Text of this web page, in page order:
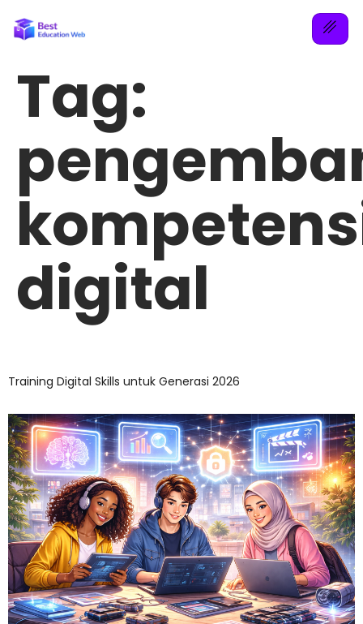
Tag:
digital
Training Digital Skills untuk Generasi 2026